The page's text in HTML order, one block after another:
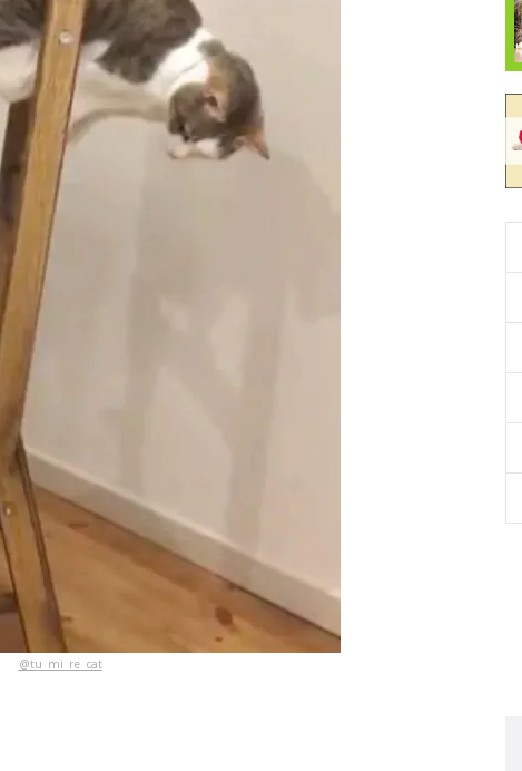
@tu_mi_re_cat